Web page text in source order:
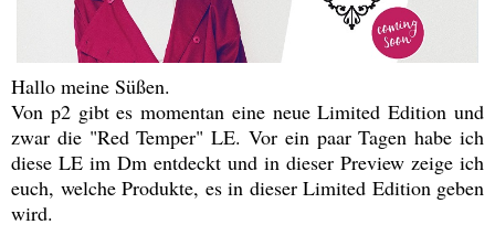
Hallo meine Süßen.
Von p2 gibt es momentan eine neue Limited Edition und
zwar die "Red Temper" LE. Vor ein paar Tagen habe ich
diese LE im Dm entdeckt und in dieser Preview zeige ich
euch, welche Produkte, es in dieser Limited Edition geben
wird.